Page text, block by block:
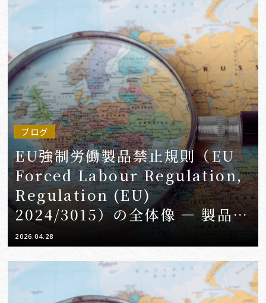
ブログ
EU強制労働製品禁止規則（EU
Forced Labour Regulation,
Regulation (EU)
2024/3015）の全体像 ― 製品ベ
ース規制の導入と日本企業に求め
られるグローバルサプライチェー
ン対応 ―
2026.04.28